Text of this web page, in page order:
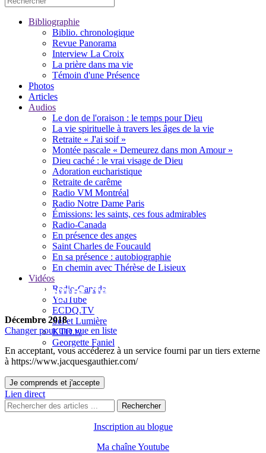
Bibliographie
Biblio. chronologique
Revue Panorama
Interview La Croix
La prière dans ma vie
Témoin d'une Présence
Photos
Articles
Audios
Le don de l'oraison : le temps pour Dieu
La vie spirituelle à travers les âges de la vie
Retraite « J'ai soif »
Montée pascale « Demeurez dans mon Amour »
Dieu caché : le vrai visage de Dieu
Adoration eucharistique
Retraite de carême
Radio VM Montréal
Radio Notre Dame Paris
Émissions: les saints, ces fous admirables
Radio-Canada
En présence des anges
Saint Charles de Foucauld
En sa présence : autobiographie
En chemin avec Thérèse de Lisieux
Vidéos
Radio-Canada
YouTube
ECDQ.TV
Sel et Lumière
KTO.tv
Georgette Faniel
Le blogue de Jacques Gauthier
Décembre 2018
Changer pour une vue en liste
En acceptant, vous accéderez à un service fourni par un tiers externe
à https://www.jacquesgauthier.com/
Je comprends et j'accepte
Lien direct
Rechercher
Inscription au blogue
Ma chaîne Youtube